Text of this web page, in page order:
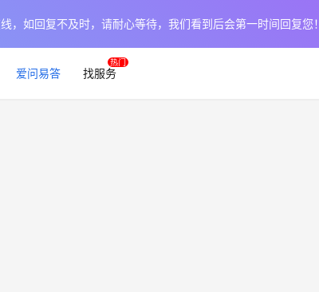
如回复不及时，请耐心等待，我们看到后会第一时间回复您！
爱问易答 找服务